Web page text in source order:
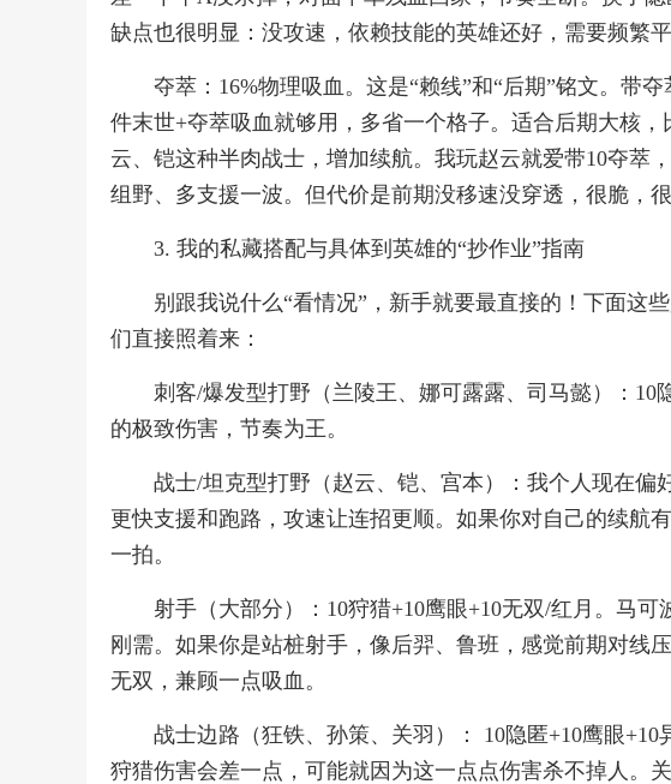
缺点也很明显：没攻速，依赖技能的英雄还好，需要频繁
夺萃：16%物理吸血。这是“赖线”和“后期”铭文。带
件末世+夺萃吸血就够用，多省一个格子。适合后期大核
云、铠这种半肉战士，增加续航。我玩赵云就爱带10夺萃
组野、多支援一波。但代价是前期没移速没穿透，很脆，
3. 我的私藏搭配与具体到英雄的“抄作业”指南
别跟我说什么“看情况”，新手就要最直接的！下面这
们直接照着来：
刺客/爆发型打野（兰陵王、娜可露露、司马懿）：10
的极致伤害，节奏为王。
战士/坦克型打野（赵云、铠、宫本）：我个人现在偏
更快支援和跑路，攻速让连招更顺。如果你对自己的续航
一拍。
射手（大部分）：10狩猎+10鹰眼+10无双/红月。马
刚需。如果你是站桩射手，像后羿、鲁班，感觉前期对线
无双，兼顾一点吸血。
战士边路（狂铁、孙策、关羽）： 10隐匿+10鹰眼
狩猎伤害会差一点，可能就因为这一点点伤害杀不掉人。